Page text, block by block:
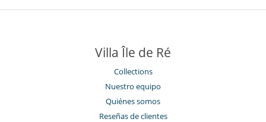
Villa Île de Ré
Collections
Nuestro equipo
Quiénes somos
Reseñas de clientes